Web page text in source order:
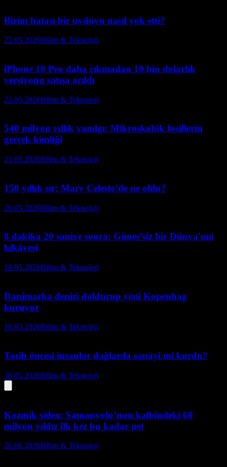
Birim hatası bir uyduyu nasıl yok etti?
25.05.2026Bilim & Teknoloji
iPhone 18 Pro daha çıkmadan 10 bin dolarlık
versiyonu satışa açıldı
22.05.2026Bilim & Teknoloji
540 milyon yıllık yanılgı: Mikroskobik fosillerin
gerçek kimliği
21.05.2026Bilim & Teknoloji
150 yıllık sır: Mary Celeste’de ne oldu?
20.05.2026Bilim & Teknoloji
8 dakika 20 saniye sonra: Güneş’siz bir Dünya'nın
hikâyesi
18.05.2026Bilim & Teknoloji
Danimarka denizi doldurup yeni Kopenhag
kuruyor
16.05.2026Bilim & Teknoloji
Tarih öncesi insanlar dağlarda sanayi mi kurdu?
30.05.2026Bilim & Teknoloji
Kozmik şölen: Samanyolu’nun kalbindeki 60
milyon yıldız ilk kez bu kadar net
26.06.2026Bilim & Teknoloji